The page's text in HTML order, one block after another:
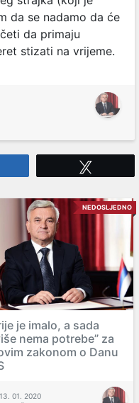
da se nadamo da će
da primaju
stizati na vrijeme.
NEDOSLJEDNO
je imalo, a sada
nema potrebe” za
zakonom o Danu
13. 01. 2020